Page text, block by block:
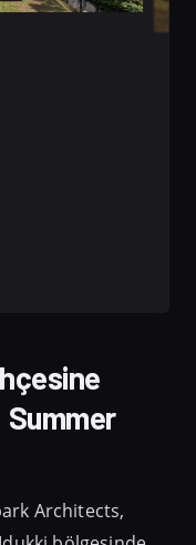
Summer
Architects,